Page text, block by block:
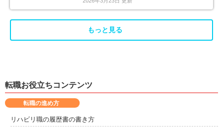
もっと見る
転職お役立ちコンテンツ
転職の進め方
リハビリ職の履歴書の書き方